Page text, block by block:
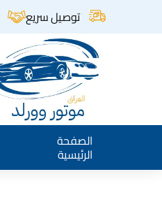
توصيل سريع
الصفحة
الرئيسية